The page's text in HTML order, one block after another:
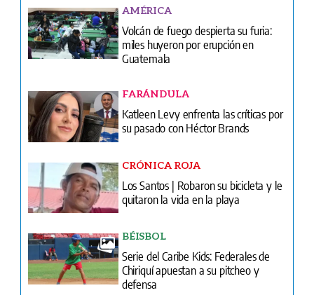
AMÉRICA
Volcán de fuego despierta su furia:
miles huyeron por erupción en
Guatemala
FARÁNDULA
Katleen Levy enfrenta las críticas por
su pasado con Héctor Brands
CRÓNICA ROJA
Los Santos | Robaron su bicicleta y le
quitaron la vida en la playa
BÉISBOL
Serie del Caribe Kids: Federales de
Chiriquí apuestan a su pitcheo y
defensa